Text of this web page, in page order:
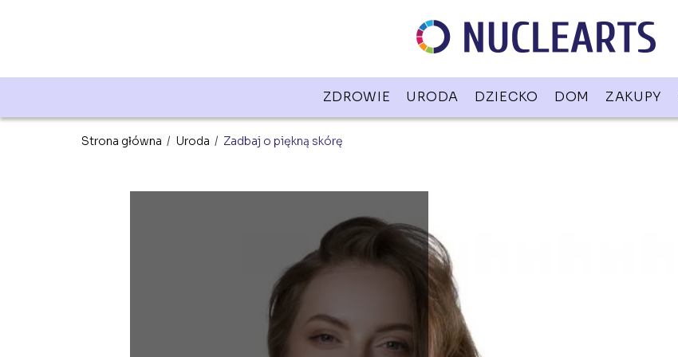
ZDROWIE URODA DZIECKO DOM ZAKUPY
Strona główna / Uroda / Zadbaj o piękną skórę